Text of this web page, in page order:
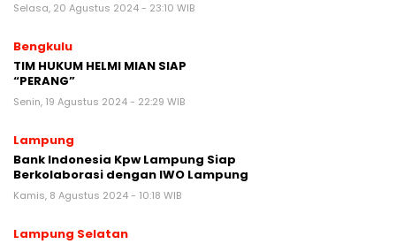
Selasa, 20 Agustus 2024 - 23:10 WIB
Bengkulu
TIM HUKUM HELMI MIAN SIAP
“PERANG”
Senin, 19 Agustus 2024 - 22:29 WIB
Lampung
Bank Indonesia Kpw Lampung Siap
Berkolaborasi dengan IWO Lampung
Kamis, 8 Agustus 2024 - 10:18 WIB
Lampung Selatan